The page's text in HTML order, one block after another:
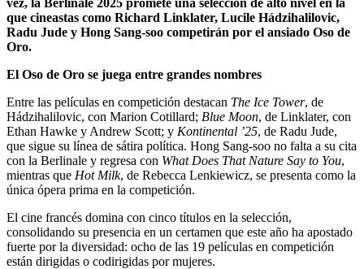
que cineastas como Richard Linklater, Lucile Hádzihalilovic,
Radu Jude y Hong Sang-soo competirán por el ansiado Oso de
Oro.
El Oso de Oro se juega entre grandes nombres
Entre las películas en competición destacan The Ice Tower, de
Hádzihalilovic, con Marion Cotillard; Blue Moon, de Linklater, con
Ethan Hawke y Andrew Scott; y Kontinental ’25, de Radu Jude,
que sigue su línea de sátira política. Hong Sang-soo no falta a su cita
con la Berlinale y regresa con What Does That Nature Say to You,
mientras que Hot Milk, de Rebecca Lenkiewicz, se presenta como la
única ópera prima en la competición.
El cine francés domina con cinco títulos en la selección,
consolidando su presencia en un certamen que este año ha apostado
fuerte por la diversidad: ocho de las 19 películas en competición
están dirigidas o codirigidas por mujeres.